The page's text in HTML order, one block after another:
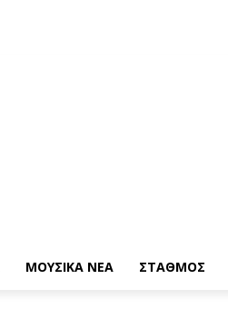
ΜΟΥΣΙΚΑ ΝΕΑ ΣΤΑΘΜΟΣ